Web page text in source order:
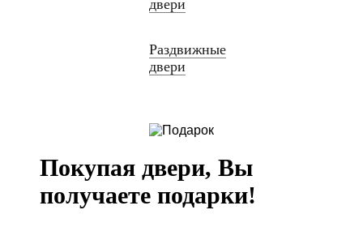
двери
Раздвижные
двери
Покупая двери, Вы
получаете подарки!